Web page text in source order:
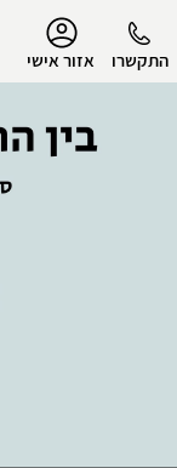
התקשרו אזור אישי